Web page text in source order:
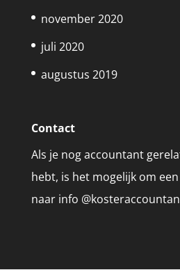
november 2020
juli 2020
augustus 2019
Contact
Als je nog accountant
hebt, is het mogelijk om
naar info